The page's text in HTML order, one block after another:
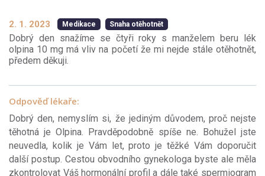
2. 1. 2023 Medikace Snaha otěhotnět
Dobrý den snažíme se čtyři roky s manželem beru lék
olpina 10 mg má vliv na početí že mi nejde stále otěhotnět,
předem děkuji.
Odpověď lékaře:
Dobrý den, nemyslím si, že jediným důvodem, proč nejste
těhotná je Olpina. Pravděpodobně spíše ne. Bohužel jste
neuvedla, kolik je Vám let, proto je těžké Vám doporučit
další postup. Cestou obvodního gynekologa byste ale měla
zkontrolovat Váš hormonální profil a dále také spermiogram